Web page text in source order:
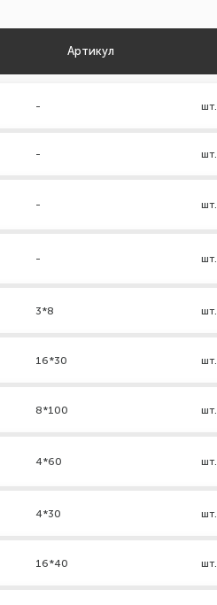
Артикул
- шт.
- шт.
- шт.
- шт.
3*8 шт.
16*30 шт.
8*100 шт.
4*60 шт.
4*30 шт.
16*40 шт.